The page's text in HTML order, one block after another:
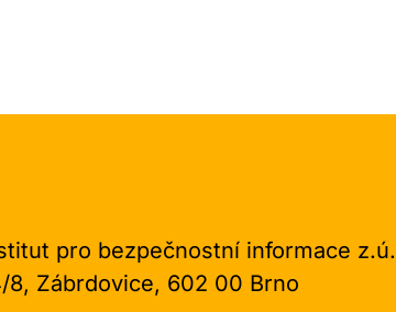
pro bezpečnostní informace z.ú.
8, Zábrdovice, 602 00 Brno